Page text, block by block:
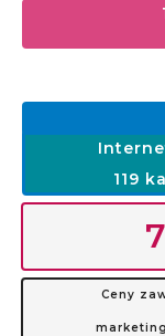
119
Ceny